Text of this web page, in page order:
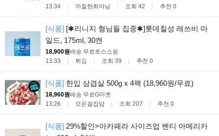
13:34
까칠한희야님 조회 42 추천 0
[식품] [✱리니지 형님들 집중✱]롯데칠성 레쓰비 마
일드, 175ml, 30캔
18,900원배송 무료토스쇼핑
13:33
튀김 조회 39 추천 0
[식품] 한입 삼겹살 500g x 4팩 (18,960원/무료)
18,960원배송 무료G마켓
13:26
모든걸잡담 조회 207 추천 0
[식품] 29%할인>아카페라 사이즈업 벤티 아메리카